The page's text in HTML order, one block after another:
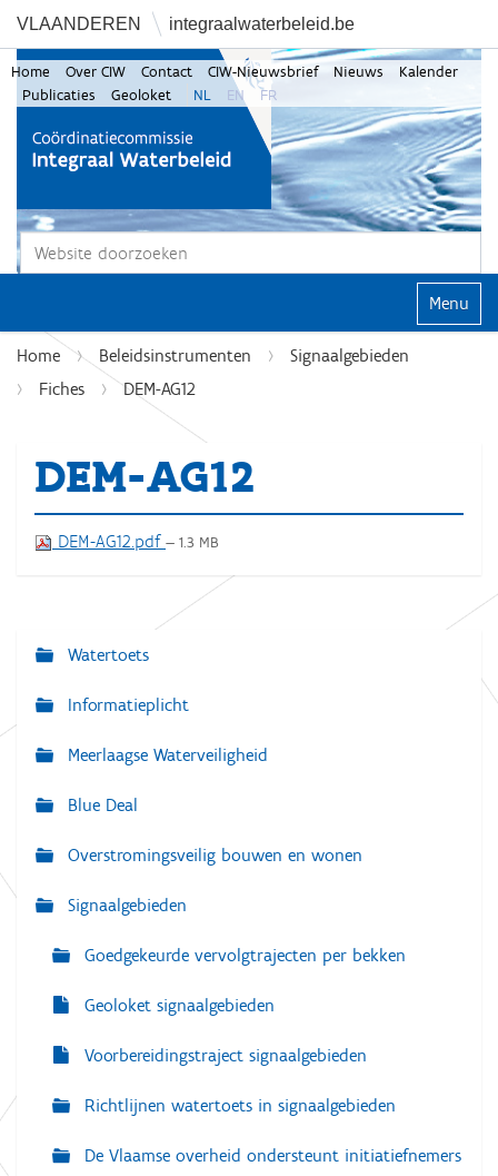
VLAANDEREN integraalwaterbeleid.be
Zoek
Home Over CIW Contact CIW-Nieuwsbrief Nieuws
Kalender
Publicaties
Geoloket NL EN FR
Klap
Home Beleidsinstrumenten
Signaalgebieden
Fiches
DEM-AG12
DEM-AG12
DEM-AG12.pdf — 1.3 MB
N
a
i
g
t
Watertoets
Informatieplicht
Meerlaagse Waterveiligheid
Blue Deal
Overstromingsveilig bouwen en wonen
Signaalgebieden
Goedgekeurde vervolgtrajecten per bekken
Geoloket signaalgebieden
Voorbereidingstraject signaalgebieden
Richtlijnen watertoets in signaalgebieden
De Vlaamse overheid ondersteunt initiatiefnemers